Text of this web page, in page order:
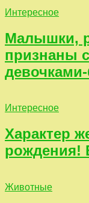
Интересное
Малышки,
признаны
Интересное
Характер
рождения!
Животные